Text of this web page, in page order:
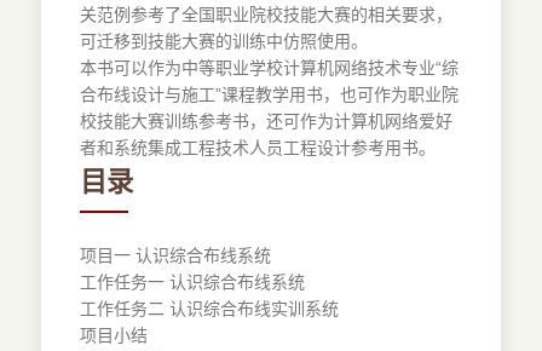
关范例参考了全国职业院校技能大赛的相关要求，
可迁移到技能大赛的训练中仿照使用。
本书可以作为中等职业学校计算机网络技术专业“综
合布线设计与施工”课程教学用书，也可作为职业院
校技能大赛训练参考书，还可作为计算机网络爱好
者和系统集成工程技术人员工程设计参考用书。
目录
项目一 认识综合布线系统
工作任务一 认识综合布线系统
工作任务二 认识综合布线实训系统
项目小结